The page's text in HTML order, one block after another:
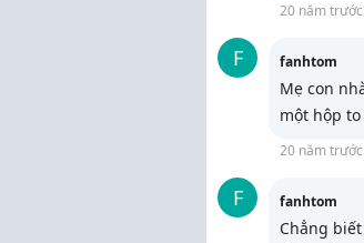
20 năm trước
F fanhtom
Mẹ con
một hộp
20 năm trước
F fanhtom
Chẳng